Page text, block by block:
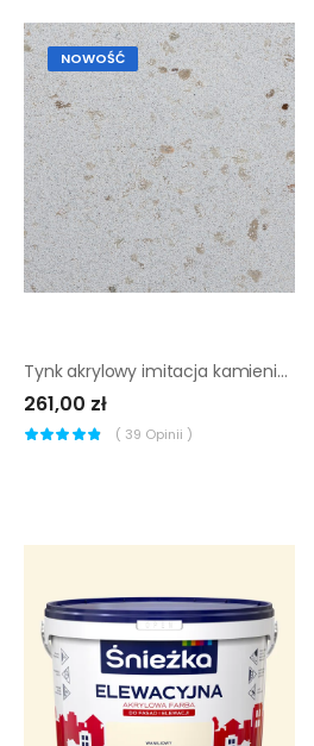
NOWOŚĆ
Tynk akrylowy imitacja kamienia KM03 15 kg Bolix
261,00 zł
( 39 Opinii )